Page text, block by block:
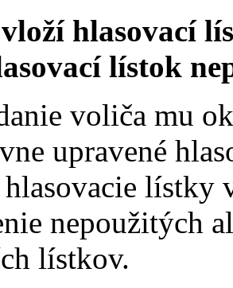
hlasovací
lístok
voliča mu
upravené
hlasovacie
nepoužitých
lístkov.